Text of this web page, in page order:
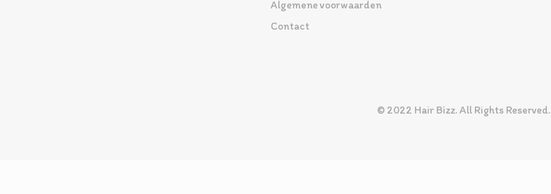
Algemene voorwaarden
Contact
© 2022 Hair Bizz. All Rights Reserved.